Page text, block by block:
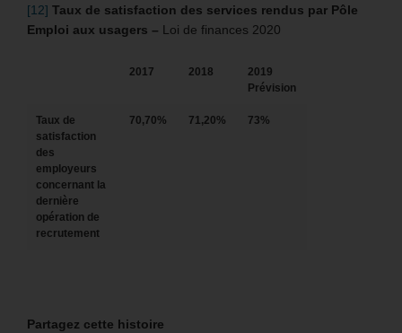
[12] Taux de satisfaction des services rendus par Pôle
Emploi aux usagers – Loi de finances 2020
2017 2018
2019
Prévision
Taux de
satisfaction
des
employeurs
concernant la
dernière
opération de
recrutement
70,70% 71,20% 73%
Partagez cette histoire